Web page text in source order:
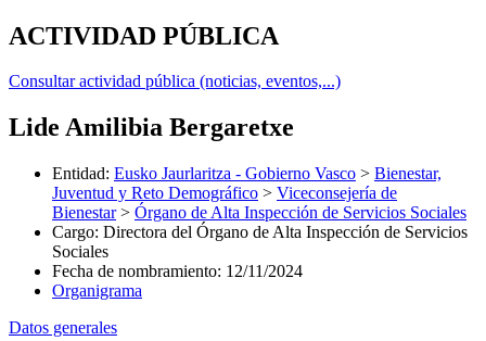
ACTIVIDAD PÚBLICA
Consultar actividad pública (noticias, eventos,...)
Lide Amilibia Bergaretxe
Entidad: Eusko Jaurlaritza - Gobierno Vasco > Bienestar,
Juventud y Reto Demográfico > Viceconsejería de
Bienestar> Órgano de Alta Inspección de Servicios Sociales
Cargo: Directora del Órgano de Alta Inspección de Servicios
Sociales
Fecha de nombramiento: 12/11/2024
Organigrama
Datos generales